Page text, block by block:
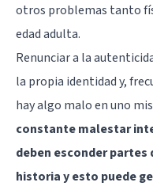
otros problemas tanto
edad adulta.
Renunciar a la
la propia identidad y,
hay algo malo en uno
constante malestar
deben esconder partes
historia y esto puede